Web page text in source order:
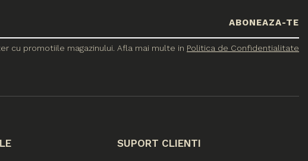
cu promotiile magazinului. Afla mai multe in Politica de Confidentialitate
SUPORT CLIENTI